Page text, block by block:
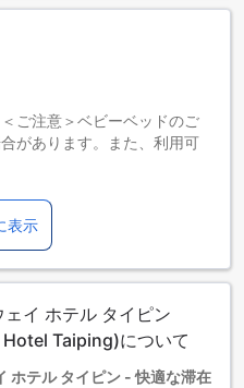
ご注意＞ベビーベッドのご
があります。また、利用可
れます。
ルームタイプにより異なり
お確かめください。ルーム
ドの追加はできません。
合は、異なるご予約条件や
表示
イ ホテル タイピン
Taiping)について
ホテル タイピン - 快適な滞在